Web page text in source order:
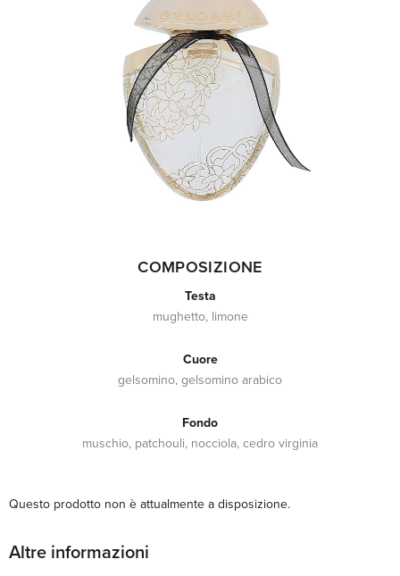
COMPOSIZIONE
Testa
mughetto, limone
Cuore
gelsomino, gelsomino arabico
Fondo
muschio, patchouli, nocciola, cedro virginia
Questo prodotto non è attualmente a disposizione.
Altre informazioni